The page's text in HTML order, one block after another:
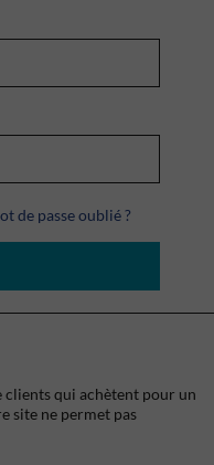
de passe oublié ?
clients qui achètent pour un
site ne permet pas